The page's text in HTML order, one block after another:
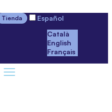
Tienda
Español
Català
English
Français